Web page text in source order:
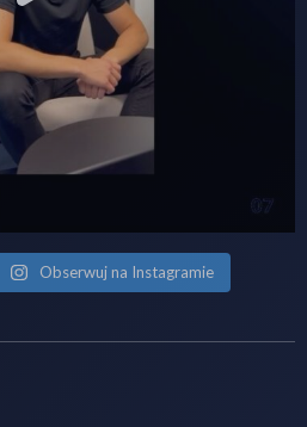
Obserwuj na Instagramie